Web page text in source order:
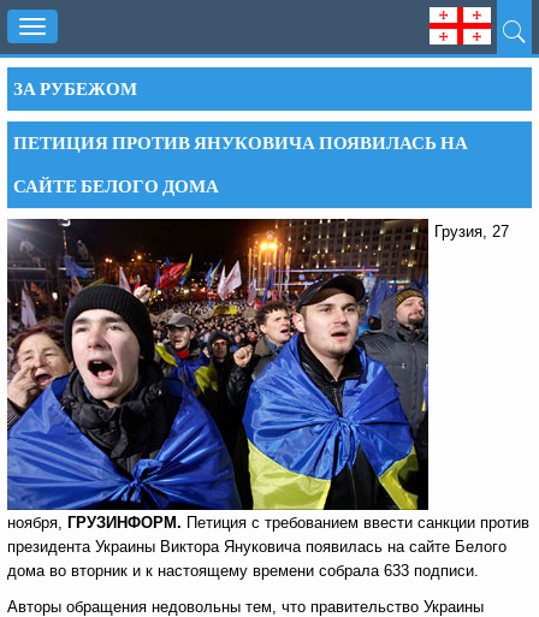
Toggle
navigation
ЗА РУБЕЖОМ
ПЕТИЦИЯ ПРОТИВ ЯНУКОВИЧА ПОЯВИЛАСЬ НА
САЙТЕ БЕЛОГО ДОМА
Грузия, 27
ноября, ГРУЗИНФОРМ. Петиция с требованием ввести санкции против
президента Украины Виктора Януковича появилась на сайте Белого
дома во вторник и к настоящему времени собрала 633 подписи.
Авторы обращения недовольны тем, что правительство Украины